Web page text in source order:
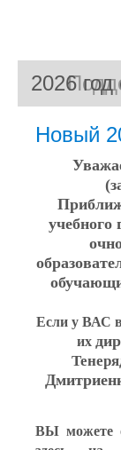
2026
Новый
учебного
Если у ВАС
их
ВЫ можете